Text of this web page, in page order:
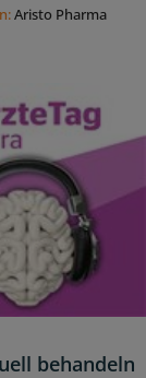
Aristo Pharma
behandeln